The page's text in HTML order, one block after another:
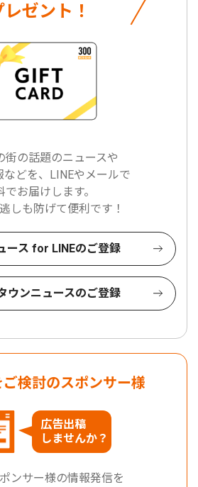
レゼント！
街の話題のニュースや
などを、LINEやメールで
でお届けします。
しも防げて便利です！
ース for LINEのご登録
ウンニュースのご登録
検討のスポンサー様
広告出稿
しませんか？
ンサー様の情報発信を